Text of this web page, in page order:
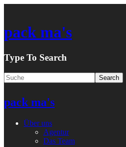
pack ma's
Type To Search
pack ma's
Über uns
Agentur
Das Team